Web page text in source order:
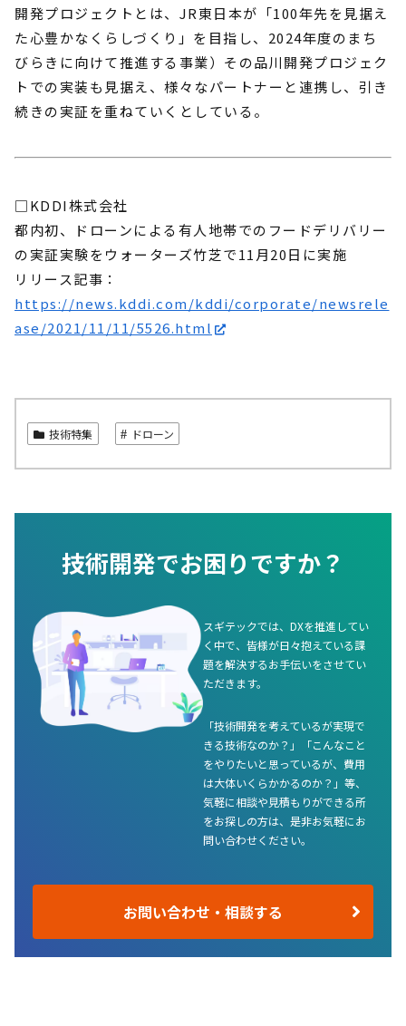
開発プロジェクトとは、JR東日本が「100年先を見据え
た心豊かなくらしづくり」を目指し、2024年度のまち
びらきに向けて推進する事業）その品川開発プロジェク
トでの実装も見据え、様々なパートナーと連携し、引き
続きの実証を重ねていくとしている。
□KDDI株式会社
都内初、ドローンによる有人地帯でのフードデリバリー
の実証実験をウォーターズ竹芝で11月20日に実施
リリース記事：
https://news.kddi.com/kddi/corporate/newsrele
ase/2021/11/11/5526.html
技術特集 ドローン
技術開発でお困りですか？
スギテックでは、DXを推進してい
く中で、皆様が日々抱えている課
題を解決するお手伝いをさせてい
ただきます。
「技術開発を考えているが実現で
きる技術なのか？」「こんなこと
をやりたいと思っているが、費用
は大体いくらかかるのか？」等、
気軽に相談や見積もりができる所
をお探しの方は、是非お気軽にお
問い合わせください。
お問い合わせ・相談する